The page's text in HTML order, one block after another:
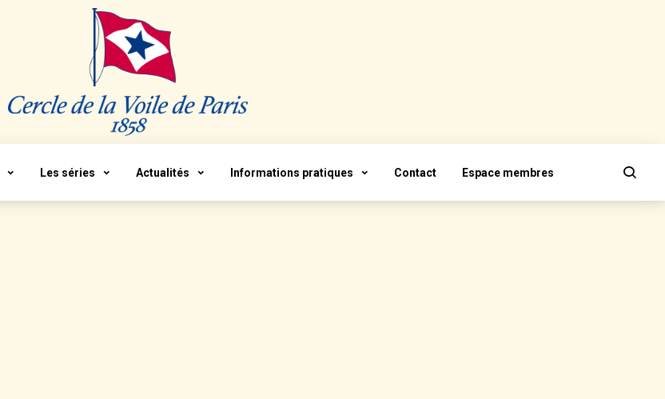
Les séries Actualités Informations pratiques Contact Espace membres